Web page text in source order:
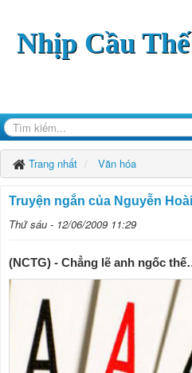
Nhịp Cầu
Trang nhất Văn hóa
Truyện ngắn của Nguyễn
Thứ sáu - 12/06/2009 11:29
(NCTG) - Chẳng lẽ anh ngốc